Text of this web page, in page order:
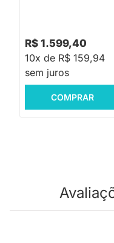
R$ 1.599,40
10x de R$ 159,94
sem juros
COMPRAR